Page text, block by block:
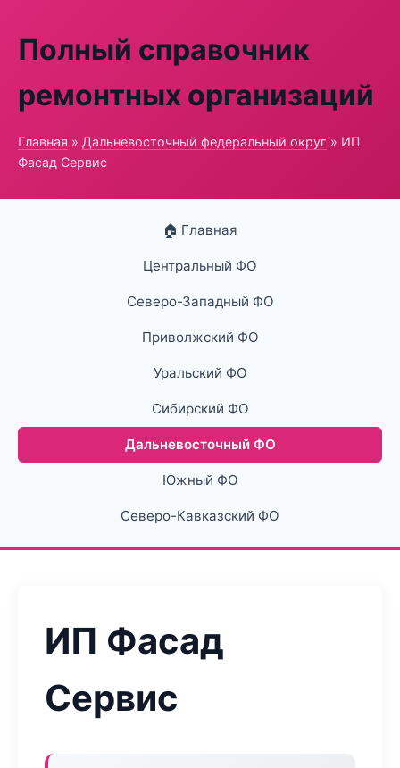
Полный справочник
ремонтных организаций
Главная » Дальневосточный федеральный округ » ИП
Фасад Сервис
🏠 Главная
Центральный ФО
Северо-Западный ФО
Приволжский ФО
Уральский ФО
Сибирский ФО
Дальневосточный ФО
Южный ФО
Северо-Кавказский ФО
ИП Фасад
Сервис